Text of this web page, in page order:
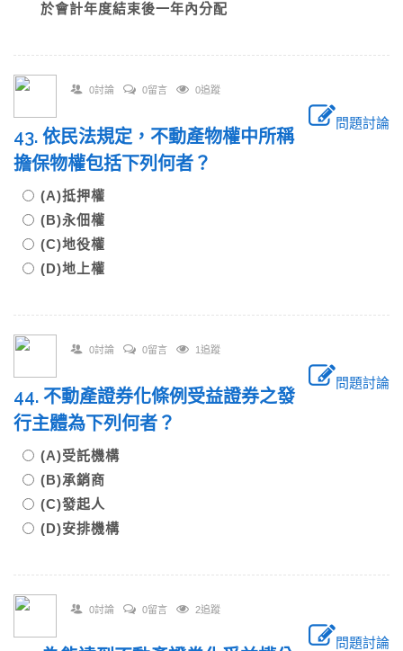
於會計年度結束後一年內分配
0討論 0留言 0追蹤
問題討論
43. 依民法規定，不動產物權中所稱
擔保物權包括下列何者？
(A)抵押權
(B)永佃權
(C)地役權
(D)地上權
0討論 0留言 1追蹤
問題討論
44. 不動產證券化條例受益證券之發
行主體為下列何者？
(A)受託機構
(B)承銷商
(C)發起人
(D)安排機構
0討論 0留言 2追蹤
問題討論